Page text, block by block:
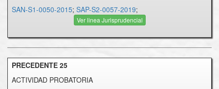
SAN-S1-0050-2015; SAP-S2-0057-2019;
Ver linea Jurisprudencial
PRECEDENTE 25
ACTIVIDAD PROBATORIA